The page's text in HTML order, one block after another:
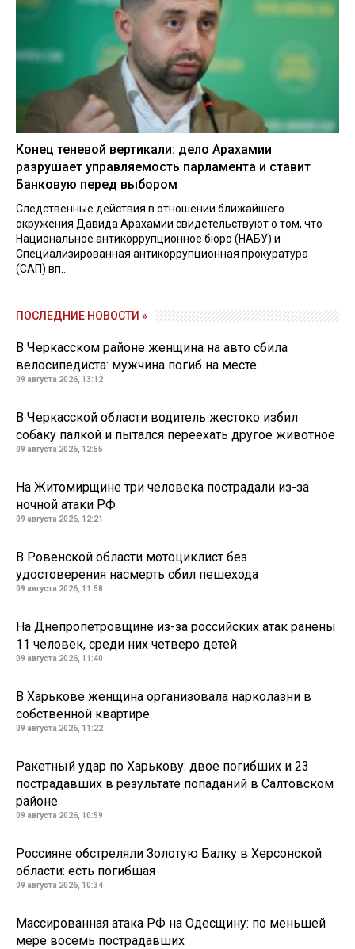
Конец теневой вертикали: дело Арахамии
разрушает управляемость парламента и ставит
Банковую перед выбором
Следственные действия в отношении ближайшего
окружения Давида Арахамии свидетельствуют о том, что
Национальное антикоррупционное бюро (НАБУ) и
Специализированная антикоррупционная прокуратура
(САП) вп...
ПОСЛЕДНИЕ НОВОСТИ »
В Черкасском районе женщина на авто сбила
велосипедиста: мужчина погиб на месте
09 августа 2026, 13:12
В Черкасской области водитель жестоко избил
собаку палкой и пытался переехать другое животное
09 августа 2026, 12:55
На Житомирщине три человека пострадали из-за
ночной атаки РФ
09 августа 2026, 12:21
В Ровенской области мотоциклист без
удостоверения насмерть сбил пешехода
09 августа 2026, 11:58
На Днепропетровщине из-за российских атак ранены
11 человек, среди них четверо детей
09 августа 2026, 11:40
В Харькове женщина организовала нарколазни в
собственной квартире
09 августа 2026, 11:22
Ракетный удар по Харькову: двое погибших и 23
пострадавших в результате попаданий в Салтовском
районе
09 августа 2026, 10:59
Россияне обстреляли Золотую Балку в Херсонской
области: есть погибшая
09 августа 2026, 10:34
Массированная атака РФ на Одесщину: по меньшей
мере восемь пострадавших